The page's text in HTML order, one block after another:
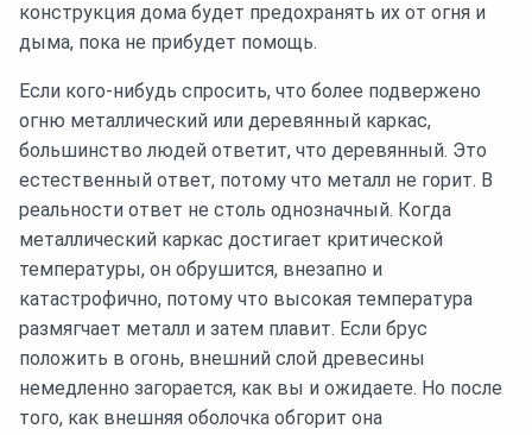
конструкция дома будет предохранять их от огня и
дыма, пока не прибудет помощь.
Если кого-нибудь спросить, что более подвержено
огню металлический или деревянный каркас,
большинство людей ответит, что деревянный. Это
естественный ответ, потому что металл не горит. В
реальности ответ не столь однозначный. Когда
металлический каркас достигает критической
температуры, он обрушится, внезапно и
катастрофично, потому что высокая температура
размягчает металл и затем плавит. Если брус
положить в огонь, внешний слой древесины
немедленно загорается, как вы и ожидаете. Но после
того, как внешняя оболочка обгорит она